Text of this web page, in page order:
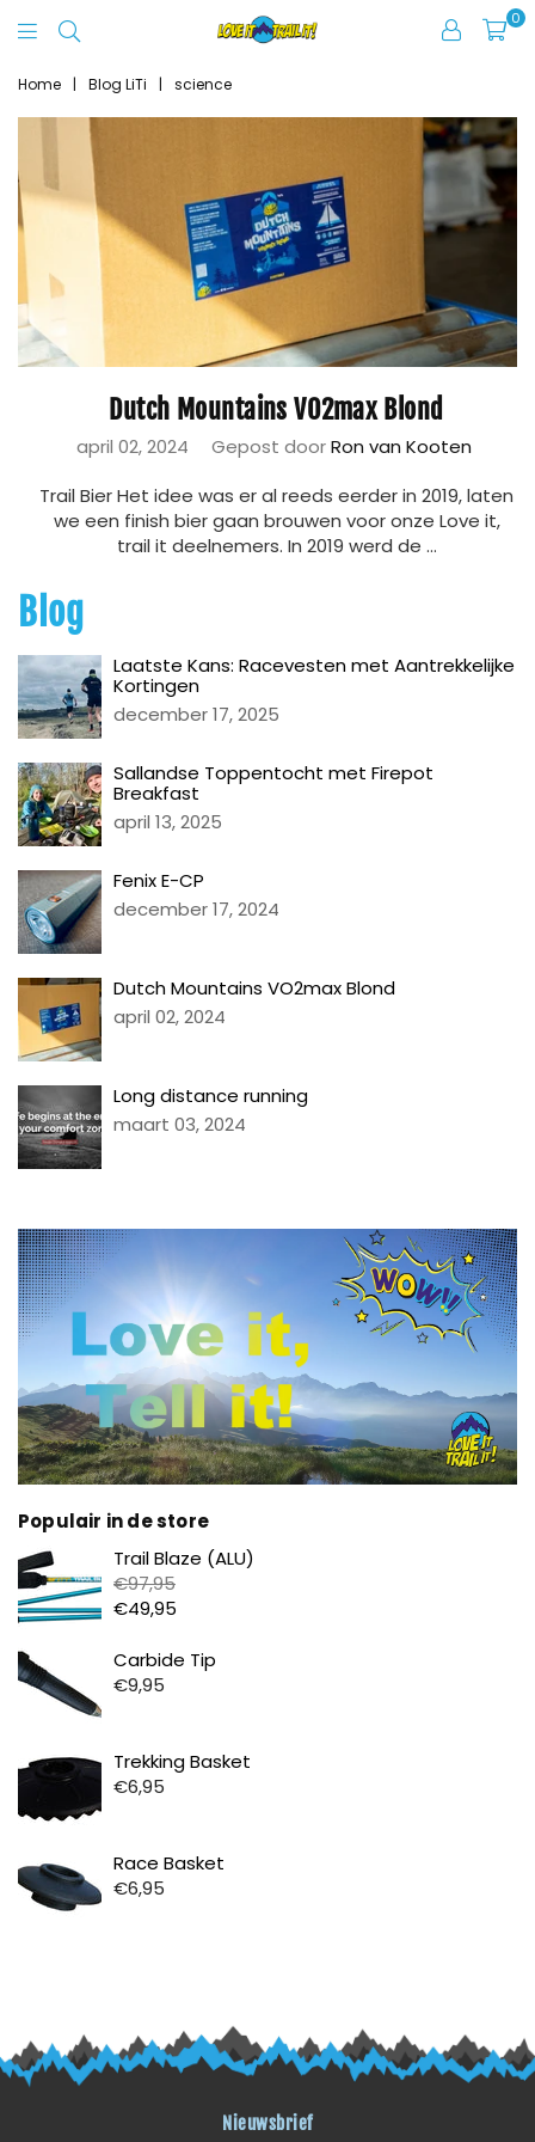
It
Trail
0
Home | Blog LiTi | science
Dutch Mountains VO2max Blond
april 02, 2024 Gepost doorRon van Kooten
Trail Bier Het idee was er al reeds eerder in 2019, laten
we een finish bier gaan brouwen voor onze Love it,
trail it deelnemers. In 2019 werd de ...
Blog
Laatste Kans: Racevesten met Aantrekkelijke
Kortingen
december 17, 2025
Sallandse Toppentocht met Firepot
Breakfast
april 13, 2025
Fenix E-CP
december 17, 2024
Dutch Mountains VO2max Blond
april 02, 2024
Long distance running
maart 03, 2024
Populair in de store
Trail Blaze (ALU)
€97,95
€49,95
Carbide Tip
€9,95
Trekking Basket
€6,95
Race Basket
€6,95
Nieuwsbrief